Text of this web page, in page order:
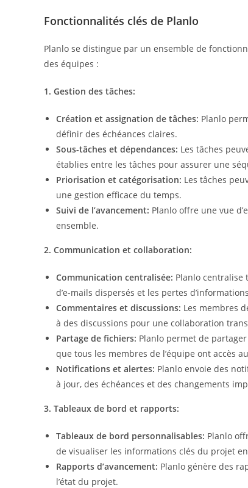
Fonctionnalités clés de Planlo
Planlo se distingue par un ensemble de
des équipes :
1. Gestion des tâches:
Création et assignation de tâches: Planlo
définir des échéances claires.
Sous-tâches et dépendances: Les tâches
établies entre les tâches pour assurer une
Priorisation et catégorisation: Les tâches
une gestion efficace du temps.
Suivi de l’avancement: Planlo offre une vue
ensemble.
2. Communication et collaboration:
Communication centralisée: Planlo centralise
d’e-mails dispersés et les pertes
Commentaires et discussions: Les membres
à des discussions pour une collaboration
Partage de fichiers: Planlo permet de
que tous les membres de l’équipe ont accès
Notifications et alertes: Planlo envoie des
à jour, des échéances et des changements
3. Tableaux de bord et rapports:
Tableaux de bord personnalisables: Planlo
de visualiser les informations clés du projet
Rapports d’avancement: Planlo génère des
l’état du projet.